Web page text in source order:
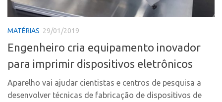
Eventos
Agenda AUSPIN
Fala Inovação
Premiações
Edição 2025
Edição 2021
INCTs
PRPI/USP
InovaUSP
Comunicação
Eventos
Agenda AUSPIN
MATÉRIAS 29/01/2019
Engenheiro cria equipamento inovador
para imprimir dispositivos eletrônicos
Aparelho vai ajudar cientistas e centros de pesquisa a
desenvolver técnicas de fabricação de dispositivos de